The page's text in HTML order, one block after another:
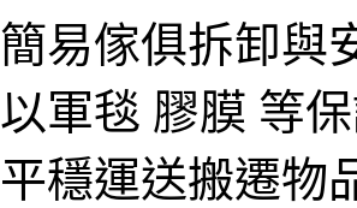
簡易傢俱拆卸與
以軍毯 膠膜 等
平穩運送搬遷物